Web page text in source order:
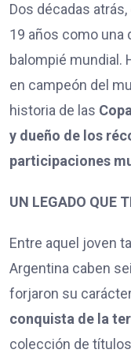
Dos décadas
19 años como una
balompié mundial.
en campeón del
historia de las
y dueño de los
participaciones
UN LEGADO QUE
Entre aquel joven
Argentina caben
forjaron su
conquista de la
colección de